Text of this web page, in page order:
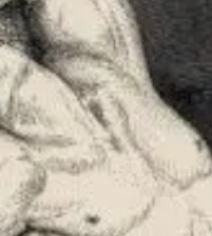
et
: des cadeaux